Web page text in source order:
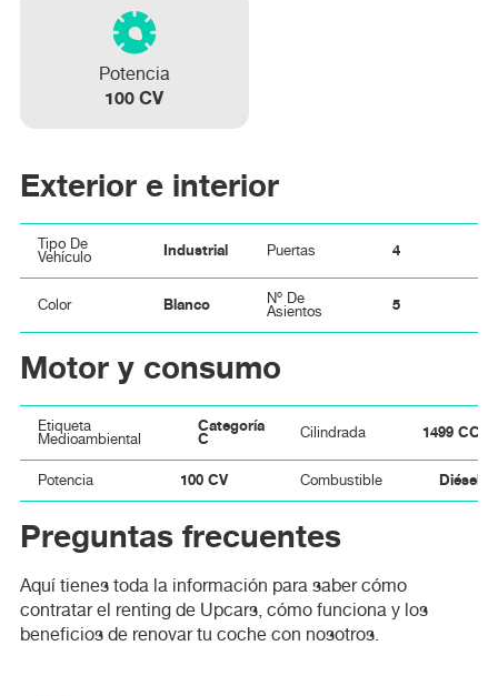
Potencia
100 CV
Exterior e interior
Tipo De
Vehículo
Industrial Puertas 4
Color Blanco
Nº De
Asientos
5
Motor y consumo
Etiqueta
Medioambiental
Categoría
C Cilindrada 1499 CC
Potencia 100 CV Combustible Diésel
Preguntas frecuentes
Aquí tienes toda la información para saber cómo
contratar el renting de Upcars, cómo funciona y los
beneficios de renovar tu coche con nosotros.